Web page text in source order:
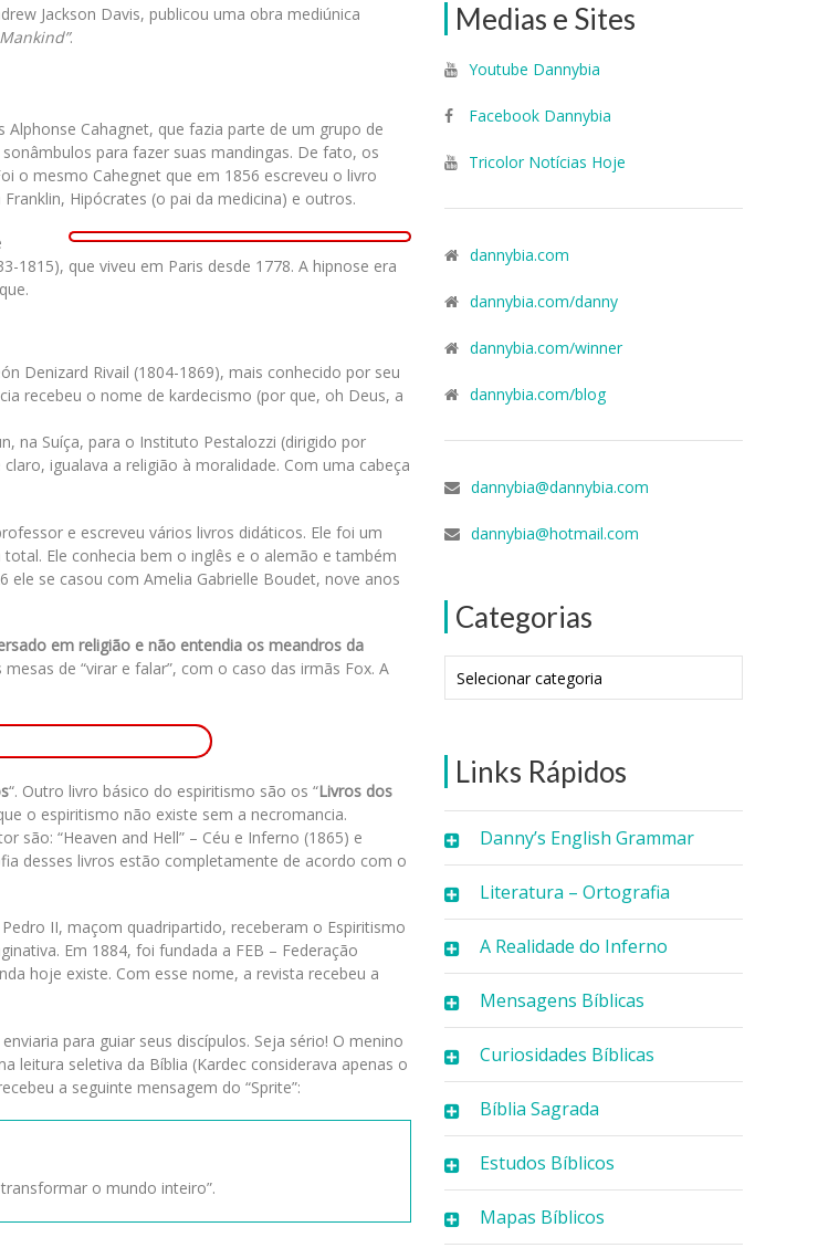
Medias e Sites
Youtube Dannybia
Facebook Dannybia
Tricolor Notícias Hoje
dannybia.com
dannybia.com/danny
dannybia.com/winner
dannybia.com/blog
dannybia@dannybia.com
dannybia@hotmail.com
Categorias
Links Rápidos
Danny’s English Grammar
Literatura – Ortografia
A Realidade do Inferno
Mensagens Bíblicas
Curiosidades Bíblicas
Bíblia Sagrada
Estudos Bíblicos
Mapas Bíblicos
Jackson Davis, publicou uma obra mediúnica
.
Alphonse Cahagnet, que fazia parte de um grupo de
para fazer suas mandingas. De fato, os
o mesmo Cahegnet que em 1856 escreveu o livro
Franklin, Hipócrates (o pai da medicina) e outros.
que viveu em Paris desde 1778. A hipnose era
Denizard Rivail (1804-1869), mais conhecido por seu
recebeu o nome de kardecismo (por que, oh Deus, a
na Suíça, para o Instituto Pestalozzi (dirigido por
igualava a religião à moralidade. Com uma cabeça
e escreveu vários livros didáticos. Ele foi um
total. Ele conhecia bem o inglês e o alemão e também
se casou com Amelia Gabrielle Boudet, nove anos
em religião e não entendia os meandros da
de “virar e falar”, com o caso das irmãs Fox. A
“. Outro livro básico do espiritismo são os “Livros dos
o espiritismo não existe sem a necromancia.
“Heaven and Hell” – Céu e Inferno (1865) e
desses livros estão completamente de acordo com o
II, maçom quadripartido, receberam o Espiritismo
Em 1884, foi fundada a FEB – Federação
hoje existe. Com esse nome, a revista recebeu a
enviaria para guiar seus discípulos. Seja sério! O menino
leitura seletiva da Bíblia (Kardec considerava apenas o
a seguinte mensagem do “Sprite”:
o mundo inteiro”.